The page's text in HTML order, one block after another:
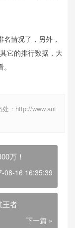
情况了，另外，
它的排行数据，大
：http://www.ant
万！
08-16 16:35:39
王者
下一篇 »